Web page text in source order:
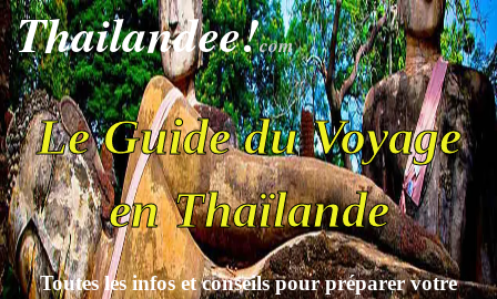
Thailandee!com
Le Guide du Voyage
en Thaïlande
Toutes les infos et conseils pour préparer votre